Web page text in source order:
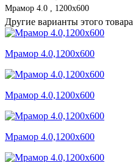
Мрамор 4.0 , 1200x600
Другие варианты этого товара
Мрамор 4.0,1200x600
Мрамор 4.0,1200x600
Мрамор 4.0,1200x600